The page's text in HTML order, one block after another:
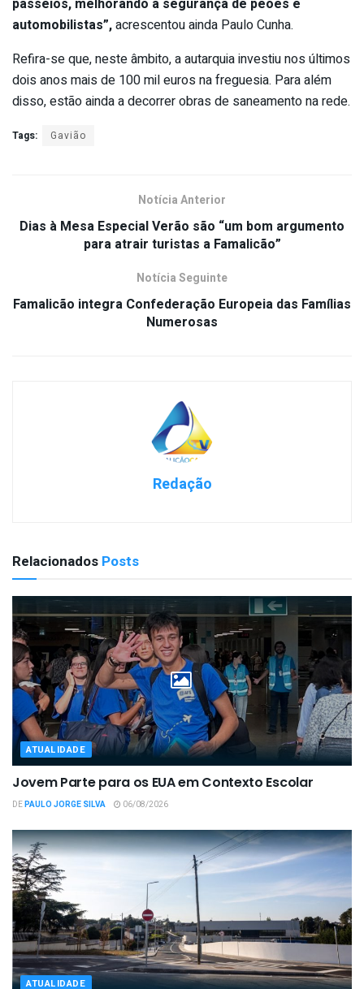
passeios, melhorando a segurança de peões e
automobilistas”,acrescentou ainda Paulo Cunha.
Refira-se que, neste âmbito, a autarquia investiu nos últimos
dois anos mais de 100 mil euros na freguesia. Para além
disso, estão ainda a decorrer obras de saneamento na rede.
Tags: Gavião
Notícia Anterior
Dias à Mesa Especial Verão são “um bom argumento
para atrair turistas a Famalicão”
Notícia Seguinte
Famalicão integra Confederação Europeia das Famílias
Numerosas
Redação
Relacionados Posts
ATUALIDADE
Jovem Parte para os EUA em Contexto Escolar
DEPAULO JORGE SILVA 06/08/2026
ATUALIDADE